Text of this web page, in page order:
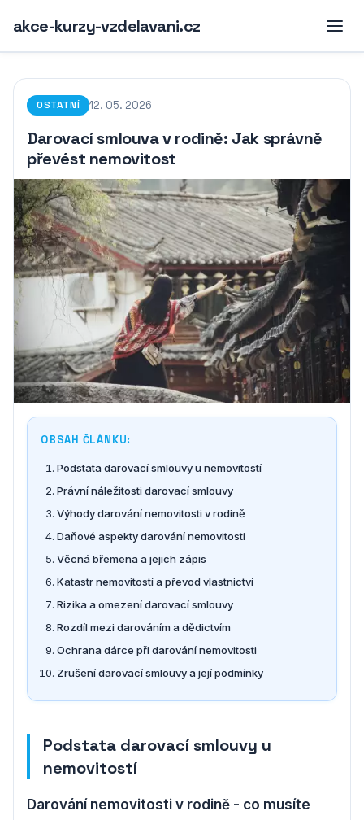
akce-kurzy-vzdelavani.cz
OSTATNÍ 12. 05. 2026
Darovací smlouva v rodině: Jak správně
převést nemovitost
OBSAH ČLÁNKU:
Podstata darovací smlouvy u nemovitostí
Právní náležitosti darovací smlouvy
Výhody darování nemovitosti v rodině
Daňové aspekty darování nemovitosti
Věcná břemena a jejich zápis
Katastr nemovitostí a převod vlastnictví
Rizika a omezení darovací smlouvy
Rozdíl mezi darováním a dědictvím
Ochrana dárce při darování nemovitosti
Zrušení darovací smlouvy a její podmínky
Podstata darovací smlouvy u
nemovitostí
Darování nemovitosti v rodině - co musíte